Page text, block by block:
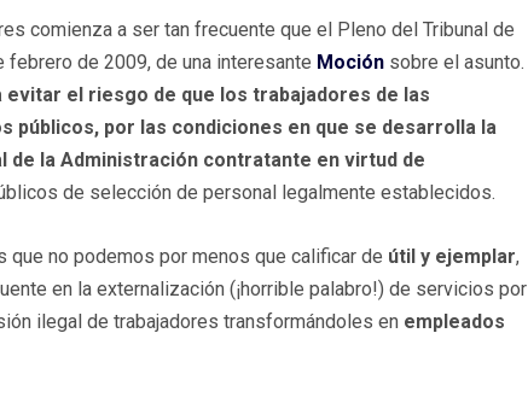
comienza a ser tan frecuente que el Pleno del Tribunal de
febrero de 2009, de una interesante Moción sobre el asunto.
evitar el riesgo de que los trabajadores de las
por las condiciones en que se desarrolla la
la Administración contratante en virtud de
de selección de personal legalmente establecidos.
que no podemos por menos que calificar de útil y ejemplar,
en la externalización (¡horrible palabro!) de servicios por
ilegal de trabajadores transformándoles en empleados